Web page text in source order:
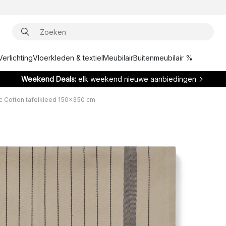
Vloerkleden & textielMeubilairBuitenmeubilair %
Weekend Deals: elk weekend nieuwe aanbiedingen
Cotton tafelkleed 150x350 cm